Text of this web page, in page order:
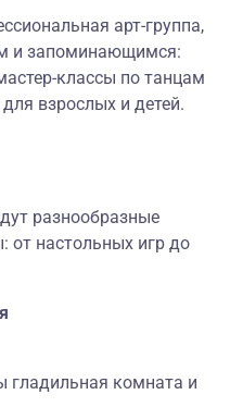
арт-группа,
и запоминающимся:
классы по танцам
взрослых и детей.
разнообразные
от настольных игр до
гладильная комната и